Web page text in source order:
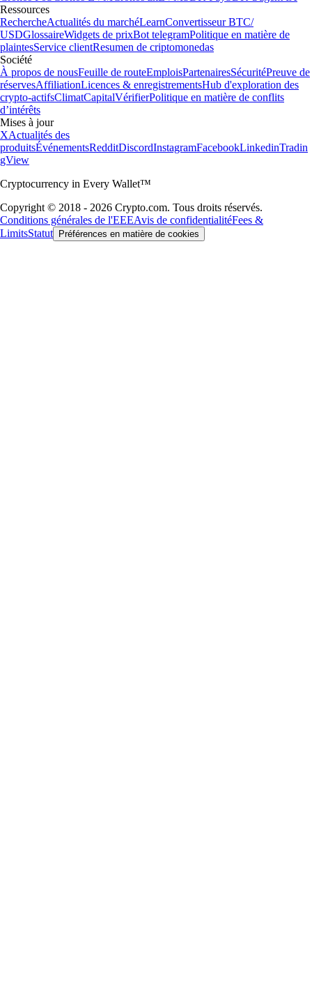
Ressources
RechercheActualités du marchéLearnConvertisseur BTC/
USDGlossaireWidgets de prixBot telegramPolitique en matière de
plaintesService clientResumen de criptomonedas
Société
À propos de nousFeuille de routeEmploisPartenairesSécuritéPreuve de
réservesAffiliationLicences & enregistrementsHub d'exploration des
crypto-actifsClimatCapitalVérifierPolitique en matière de conflits
d’intérêts
Mises à jour
XActualités des
produitsÉvénementsRedditDiscordInstagramFacebookLinkedinTradin
gView
Cryptocurrency in Every Wallet™
Copyright © 2018 - 2026 Crypto.com. Tous droits réservés.
Conditions générales de l'EEEAvis de confidentialitéFees &
LimitsStatut Préférences en matière de cookies